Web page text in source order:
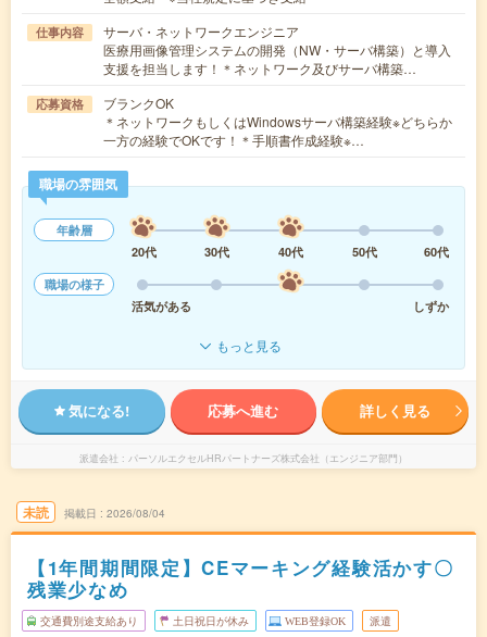
仕事内容
サーバ・ネットワークエンジニア
医療用画像管理システムの開発（NW・サーバ構築）と導入
支援を担当します！＊ネットワーク及びサーバ構築…
応募資格
ブランクOK
＊ネットワークもしくはWindowsサーバ構築経験※どちらか
一方の経験でOKです！＊手順書作成経験※…
職場の雰囲気
年齢層
20代
30代 40代 50代
60代
職場の様子
活気がある
しずか
もっと見る
気になる! 応募へ進む 詳しく見る
派遣会社 パーソルエクセルHRパートナーズ株式会社（エンジニア部門）
未読 掲載日 2026/08/04
【1年間期間限定】CEマーキング経験活かす〇
残業少なめ
交通費別途支給あり 土日祝日が休み WEB登録OK 派遣